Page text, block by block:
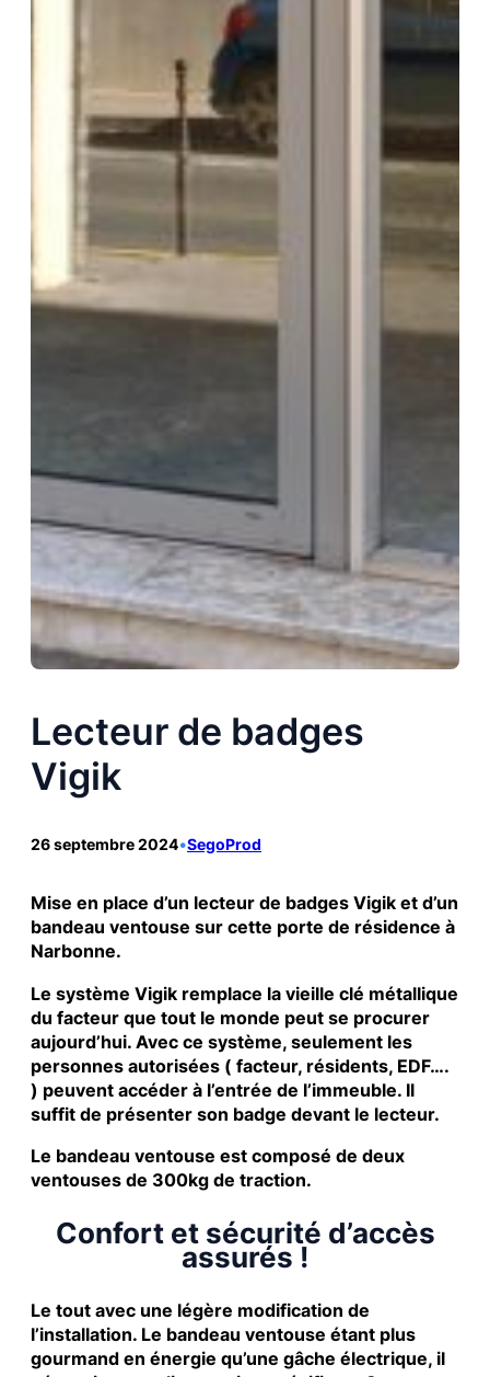
Lecteur de badges
Vigik
26 septembre 2024•SegoProd
Mise en place d’un lecteur de badges Vigik et d’un
bandeau ventouse sur cette porte de résidence à
Narbonne.
Le système Vigik remplace la vieille clé métallique
du facteur que tout le monde peut se procurer
aujourd’hui. Avec ce système, seulement les
personnes autorisées ( facteur, résidents, EDF….
) peuvent accéder à l’entrée de l’immeuble. Il
suffit de présenter son badge devant le lecteur.
Le bandeau ventouse est composé de deux
ventouses de 300kg de traction.
Confort et sécurité d’accès
assurés !
Le tout avec une légère modification de
l’installation. Le bandeau ventouse étant plus
gourmand en énergie qu’une gâche électrique, il